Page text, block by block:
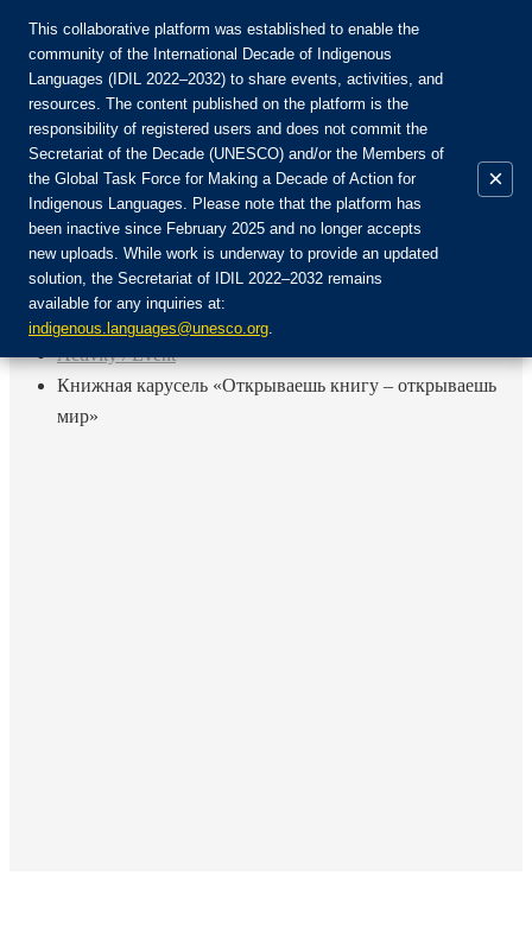
Присоединяйтесь к сообществу:
Авторизоваться
EN
FR
Назад
Activity / Event
Книжная карусель «Открываешь книгу – открываешь
мир»
This collaborative platform was established to enable the
community of the International Decade of Indigenous
Languages (IDIL 2022–2032) to share events, activities, and
resources. The content published on the platform is the
responsibility of registered users and does not commit the
Secretariat of the Decade (UNESCO) and/or the Members of
the Global Task Force for Making a Decade of Action for
Indigenous Languages. Please note that the platform has
been inactive since February 2025 and no longer accepts
new uploads. While work is underway to provide an updated
solution, the Secretariat of IDIL 2022–2032 remains
available for any inquiries at:
indigenous.languages@unesco.org.
×